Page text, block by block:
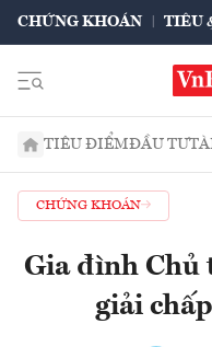
CHỨNG KHOÁN TIÊU
TIÊU ĐIỂMĐẦU TƯ
CHỨNG KHOÁN
Gia đình Chủ
giải